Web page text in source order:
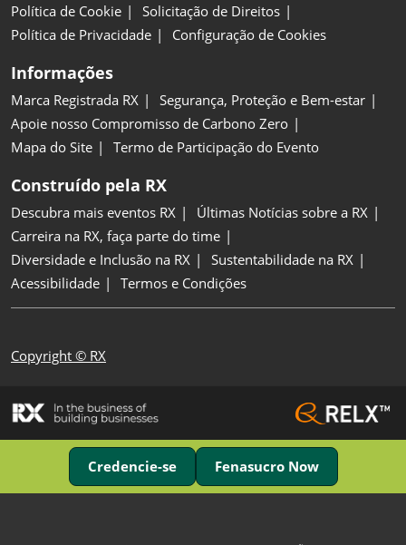
Política de Cookie
Solicitação de Direitos
Política de Privacidade
Configuração de Cookies
Informações
Marca Registrada RX
Segurança, Proteção e Bem-estar
Apoie nosso Compromisso de Carbono Zero
Mapa do Site
Termo de Participação do Evento
Construído pela RX
Descubra mais eventos RX
Últimas Notícias sobre a RX
Carreira na RX, faça parte do time
Diversidade e Inclusão na RX
Sustentabilidade na RX
Acessibilidade
Termos e Condições
Copyright © RX
Credencie-se Fenasucro Now